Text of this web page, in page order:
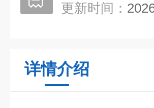
更新时间：
详情介绍